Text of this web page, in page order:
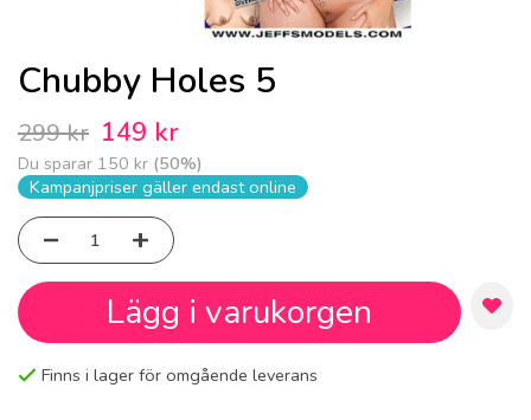
Chubby Holes 5
299 kr 149 kr
Du sparar 150 kr (50%)
Kampanjpriser gäller endast online
Lägg i varukorgen
Finns i lager för omgående leverans